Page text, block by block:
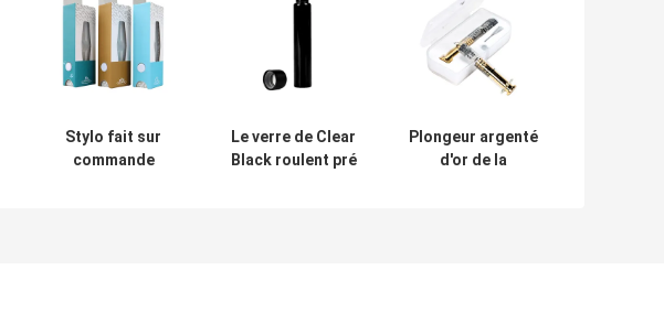
Stylo fait sur
commande
Le verre de Clear
Black roulent pré
Plongeur argenté
d'or de la